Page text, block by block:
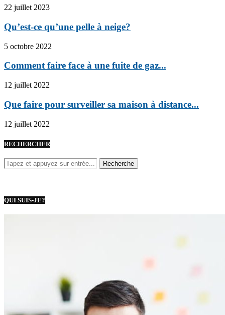
22 juillet 2023
Qu’est-ce qu’une pelle à neige?
5 octobre 2022
Comment faire face à une fuite de gaz...
12 juillet 2022
Que faire pour surveiller sa maison à distance...
12 juillet 2022
RECHERCHER
QUI SUIS-JE?